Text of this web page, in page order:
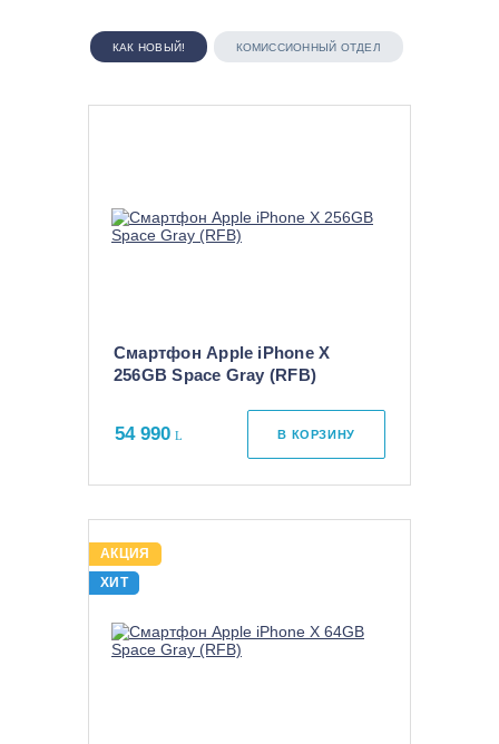
КАК НОВЫЙ! КОМИССИОННЫЙ ОТДЕЛ
Смартфон Apple iPhone X
256GB Space Gray (RFB)
54 990 В КОРЗИНУ
АКЦИЯ
ХИТ